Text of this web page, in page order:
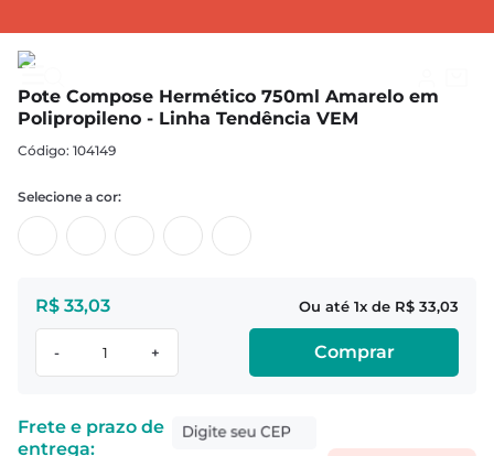
Pote Compose Hermético 750ml Amarelo em
Polipropileno - Linha Tendência VEM
: 104149
R$ 33,03 1 R$ 33,03
- + Comprar